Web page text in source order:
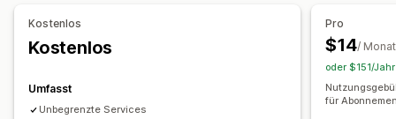
Kapazitätsgrenzen
Datensynchronisierung
SMS-Benachrichtigungen
Mehrere Sprachen
Anzahlungen Mitarbeiterverwaltung
Dateisicherheit
Kostenlos
Kostenlos
Umfasst
Unbegrenzte Services
Pro
$14/ Monat
oder $151/
für